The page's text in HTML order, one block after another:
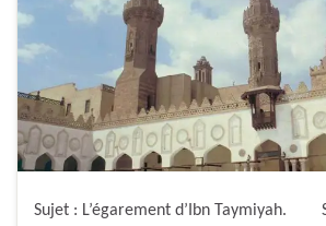
Sujet : L’égarement d’Ibn Taymiyah.